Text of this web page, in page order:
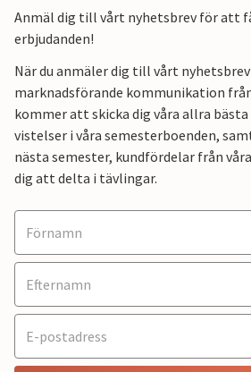
Anmäl dig till vårt nyhetsbrev för att
erbjudanden!
När du anmäler dig till vårt
marknadsförande kommunikation från
kommer att skicka dig våra allra bästa
vistelser i våra semesterboenden,
nästa semester, kundfördelar från
dig att delta i tävlingar.